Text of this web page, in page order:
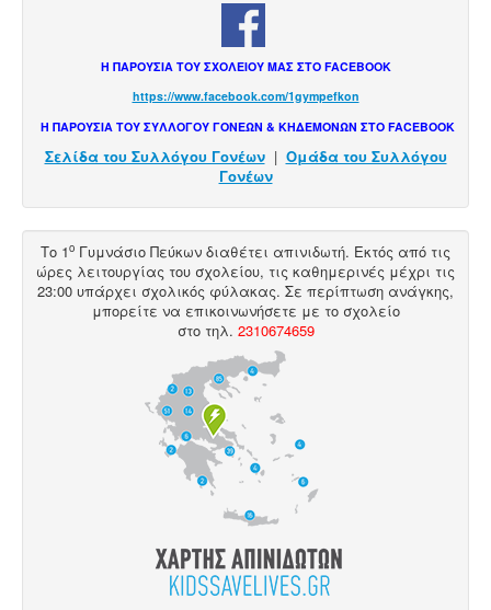
Η ΠΑΡΟΥΣΙΑ ΤΟΥ ΣΧΟΛΕΙΟΥ ΜΑΣ ΣΤΟ FACEBOOK
https://www.facebook.com/1gympefkon
Η ΠΑΡΟΥΣΙΑ ΤΟΥ ΣΥΛΛΟΓΟΥ ΓΟΝΕΩΝ & ΚΗΔΕΜΟΝΩΝ ΣΤΟ FACEBOOK
Σελίδα του Συλλόγου Γονέων| Ομάδα του Συλλόγου
Γονέων
Το 1ο Γυμνάσιο Πεύκων διαθέτει απινιδωτή. Εκτός από τις
ώρες λειτουργίας του σχολείου, τις καθημερινές μέχρι τις
23:00 υπάρχει σχολικός φύλακας. Σε περίπτωση ανάγκης,
μπορείτε να επικοινωνήσετε με το σχολείο
στο τηλ. 2310674659